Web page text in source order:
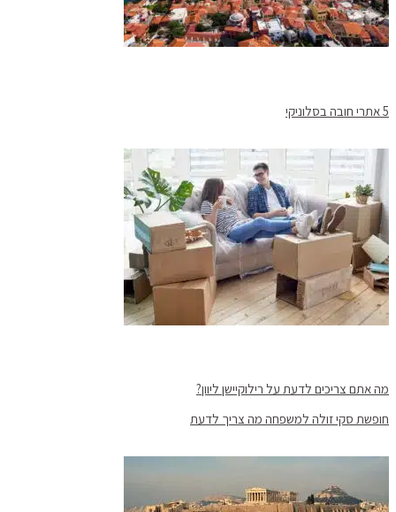
5 אתרי חובה בסלוניקי
מה אתם צריכים לדעת על רילוקיישן ליוון?
חופשת סקי זולה למשפחה מה צריך לדעת